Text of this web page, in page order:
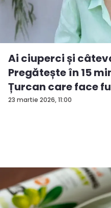
23 martie 2026, 11:00
Ai ciuperci și
Pregătește în 15
Țurcan care face
pos...